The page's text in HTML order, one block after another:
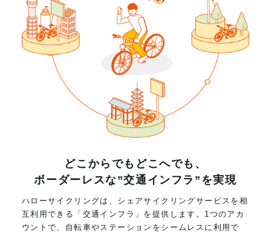
どこからでもどこへでも、
ボーダーレスな”交通インフラ”を実現
ハローサイクリングは、シェアサイクリングサービスを相
互利用できる「交通インフラ」を提供します。1つのアカ
ウントで、自転車やステーションをシームレスに利用で